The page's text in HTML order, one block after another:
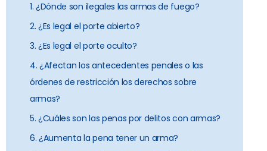
1. ¿Dónde son ilegales las armas de fuego?
2. ¿Es legal el porte abierto?
3. ¿Es legal el porte oculto?
4. ¿Afectan los antecedentes penales o las
órdenes de restricción los derechos sobre
armas?
5. ¿Cuáles son las penas por delitos con armas?
6. ¿Aumenta la pena tener un arma?